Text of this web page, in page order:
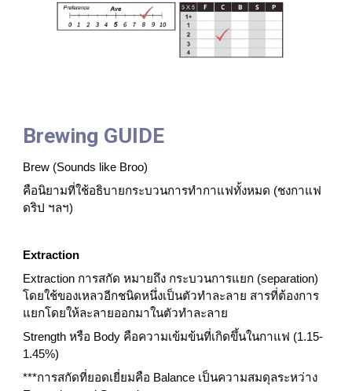
Brewing GUIDE
Brew (Sounds like Broo)
คือนิยามที่ใช้อธิบายกระบวนการทำกาแฟทั้งหมด (ชงกาแฟ
ดริป ฯลฯ)
Extraction
Extraction การสกัด หมายถึง กระบวนการแยก (separation)
โดยใช้ของเหลวอีกชนิดหนึ่งเป็นตัวทำละลาย สารที่ต้องการ
แยกโดยให้ละลายออกมาในตัวทำละลาย
Strength หรือ Body คือความเข้มข้นที่เกิดขึ้นในกาแฟ (1.15-
1.45%)
***การสกัดที่ยอดเยี่ยมคือ Balance เป็นความสมดุลระหว่าง